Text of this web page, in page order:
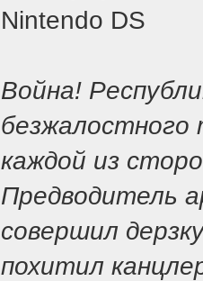
Nintendo DS
Война!
безжалостного
каждой из
Предводитель
совершил
похитил